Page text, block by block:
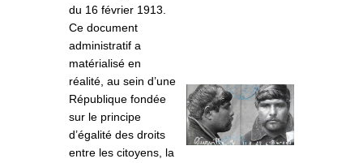
du 16 février 1913.
Ce document
administratif a
matérialisé en
réalité, au sein d’une
République fondée
sur le principe
d’égalité des droits
entre les citoyens, la